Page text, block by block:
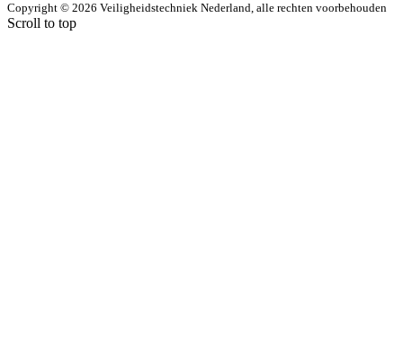
Copyright © 2026 Veiligheidstechniek Nederland, alle rechten voorbehouden
Scroll to top